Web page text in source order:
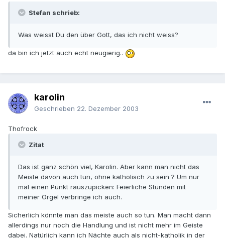
Stefan schrieb:
Was weisst Du den über Gott, das ich nicht weiss?
da bin ich jetzt auch echt neugierig..
karolin
Geschrieben 22. Dezember 2003
Thofrock
Zitat
Das ist ganz schön viel, Karolin. Aber kann man nicht das
Meiste davon auch tun, ohne katholisch zu sein ? Um nur
mal einen Punkt rauszupicken: Feierliche Stunden mit
meiner Orgel verbringe ich auch.
Sicherlich könnte man das meiste auch so tun. Man macht dann
allerdings nur noch die Handlung und ist nicht mehr im Geiste
dabei. Natürlich kann ich Nächte auch als nicht-katholik in der